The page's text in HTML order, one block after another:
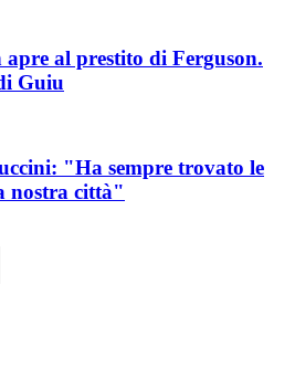
al prestito di Ferguson.
Guiu
"Ha sempre trovato le
nostra città"